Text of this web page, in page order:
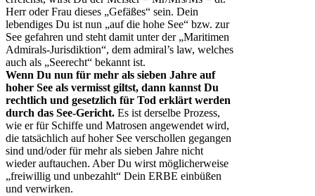
Herr oder Frau dieses „Gefäßes“ sein. Dein
lebendiges Du ist nun „auf die hohe See“ bzw. zur
See gefahren und steht damit unter der „Maritimen
Admirals-Jurisdiktion“, dem admiral’s law, welches
auch als „Seerecht“ bekannt ist.
Wenn Du nun für mehr als sieben Jahre auf
hoher See als vermisst giltst, dann kannst Du
rechtlich und gesetzlich für Tod erklärt werden
durch das See-Gericht. Es ist derselbe Prozess,
wie er für Schiffe und Matrosen angewendet wird,
die tatsächlich auf hoher See verschollen gegangen
sind und/oder für mehr als sieben Jahre nicht
wieder auftauchen. Aber Du wirst möglicherweise
„freiwillig und unbezahlt“ Dein ERBE einbüßen
und verwirken.